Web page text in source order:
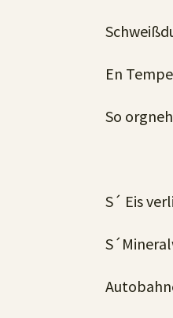
En
So
S´ Eis